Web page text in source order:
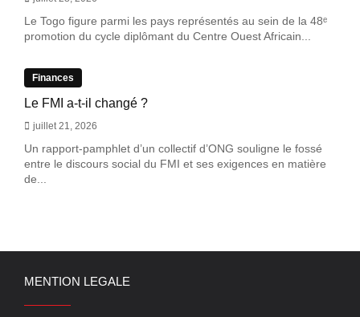
Le Togo figure parmi les pays représentés au sein de la 48ᵉ
promotion du cycle diplômant du Centre Ouest Africain...
Finances
Le FMI a-t-il changé ?
juillet 21, 2026
Un rapport-pamphlet d’un collectif d’ONG souligne le fossé
entre le discours social du FMI et ses exigences en matière
de...
MENTION LEGALE